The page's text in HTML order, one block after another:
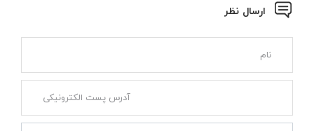
ارسال نظر